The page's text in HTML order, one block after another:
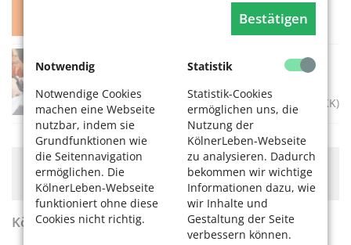
Bestätigen
Notwendig
Notwendige Cookies
machen eine Webseite
nutzbar, indem sie
Grundfunktionen wie
die Seitennavigation
ermöglichen. Die
KölnerLeben-Webseite
funktioniert ohne diese
Cookies nicht richtig.
Statistik
Statistik-Cookies
ermöglichen uns, die
Nutzung der
KölnerLeben-Webseite
zu analysieren. Dadurch
bekommen wir wichtige
Informationen dazu, wie
wir Inhalte und
Gestaltung der Seite
verbessern können.
Repaircafé - Textil-Upcycling
Museum für Angewandte Kunst Köln (MAKK)
Hier könnte Werbung stehen, mit der wir uns
finanzieren. Bitte akzeptieren Sie dieCookie-Meldung.
KölnerLeben Sommer 2026